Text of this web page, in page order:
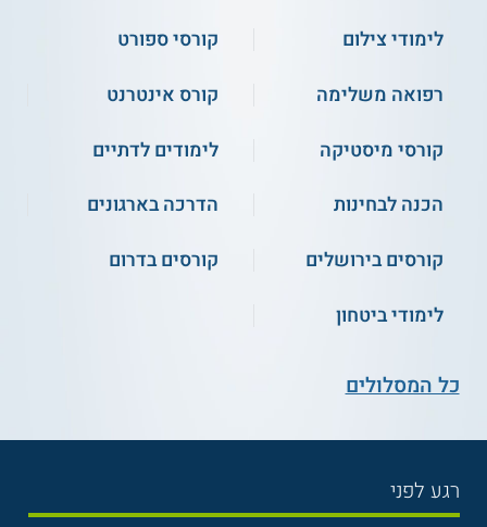
לימודי צילום
קורסי ספורט
רפואה משלימה
קורס אינטרנט
קורסי מיסטיקה
לימודים לדתיים
הכנה לבחינות
הדרכה בארגונים
קורסים בירושלים
קורסים בדרום
לימודי ביטחון
כל המסלולים
רגע לפני